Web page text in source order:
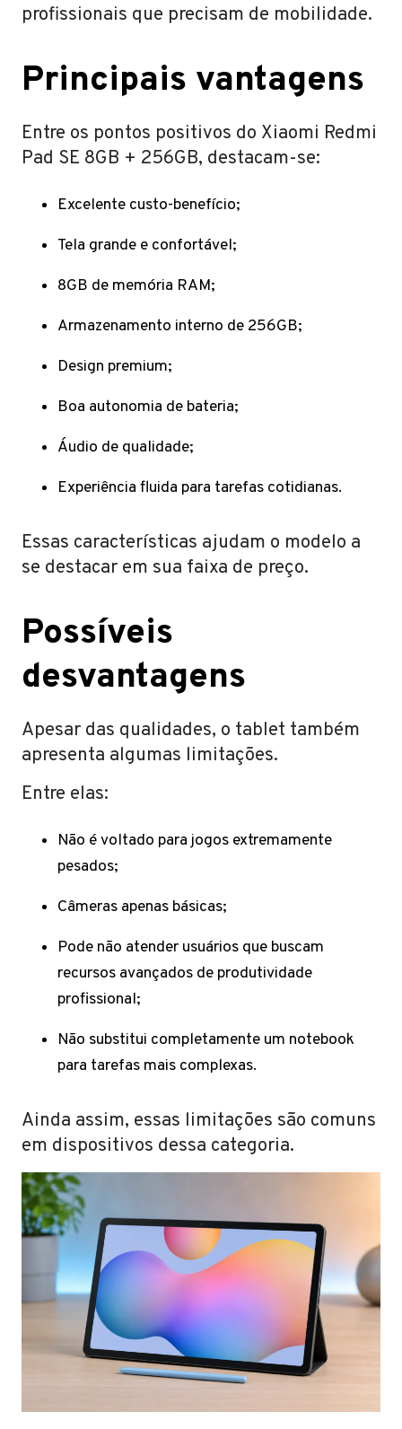
profissionais que precisam de mobilidade.
Principais vantagens
Entre os pontos positivos do Xiaomi Redmi
Pad SE 8GB + 256GB, destacam-se:
Excelente custo-benefício;
Tela grande e confortável;
8GB de memória RAM;
Armazenamento interno de 256GB;
Design premium;
Boa autonomia de bateria;
Áudio de qualidade;
Experiência fluida para tarefas cotidianas.
Essas características ajudam o modelo a
se destacar em sua faixa de preço.
Possíveis
desvantagens
Apesar das qualidades, o tablet também
apresenta algumas limitações.
Entre elas:
Não é voltado para jogos extremamente
pesados;
Câmeras apenas básicas;
Pode não atender usuários que buscam
recursos avançados de produtividade
profissional;
Não substitui completamente um notebook
para tarefas mais complexas.
Ainda assim, essas limitações são comuns
em dispositivos dessa categoria.